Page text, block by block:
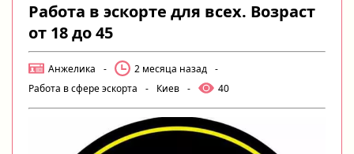
Регистрация
Города:
РУС|
УКР
Создать объявление
Работа в эскорте для всех. Возраст
от 18 до 45
Анжелика - 2 месяца назад -
Работа в сфере эскорта
- Киев - 40